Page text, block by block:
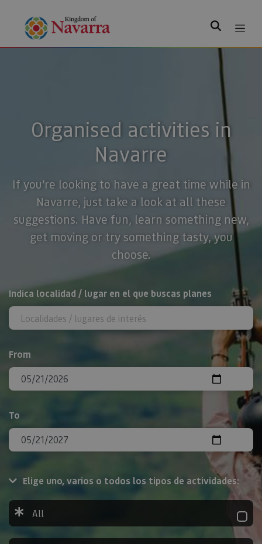
Search
Organised activities in
Navarre
If you’re looking to have a great time while in
Navarre, just take a look at all these
suggestions. Have fun, learn something new,
get moving or try something tasty, you
choose.
Search
Indica localidad / lugar en el que buscas planes
From
To
Elige uno, varios o todos los tipos de actividades:
All